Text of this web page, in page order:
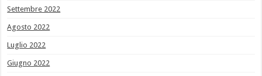
Settembre 2022
Agosto 2022
Luglio 2022
Giugno 2022